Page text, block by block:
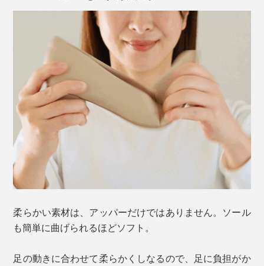
劣化しくい耐久性に加え、通気性があり、軽く、柔ら
か。千差万別の足の形になじみ、足の一部のようにフィ
ットします。
また、本革より摩擦や水気に強いのも特徴。折れジワや
キズがつきにくく、撥水素材なので濡れてもシミになる
柔らかい素材は、アッパーだけではありません。ソール
も簡単に曲げられるほどソフト。
足の動きに合わせて柔らかくしなるので、足に負担がか